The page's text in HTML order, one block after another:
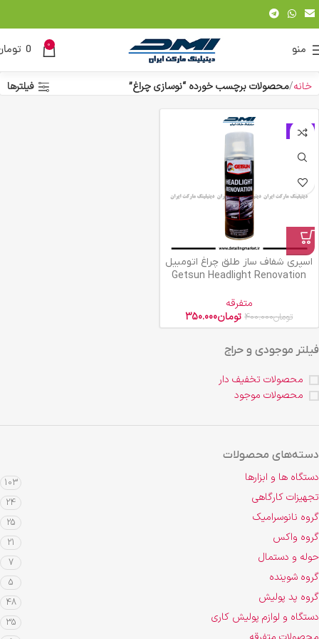
منو 0
0
فیلتر موجودی و حراج
محصولات تخفیف دار
محصولات موجود
دسته‌های محصولات
دستگاه ها و ابزارها 103
تجهیزات کارگاهی 24
گروه نانوسرامیک 25
گروه واکس 21
حوله و دستمال 7
گروه شوینده 5
گروه پد پولیش 48
دستگاه و لوازم پولیش کاری 35
خانه محصولات برچسب خورده “نوسازی چراغ” فیلترها
حراج
اسپری شفاف ساز طلق چراغ اتومبیل
Getsun Headlight Renovation
متفرقه
تومان400.000 تومان350.000